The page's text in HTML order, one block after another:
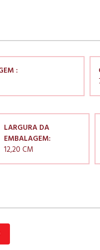
:
LARGURA DA
EMBALAGEM:
12,20 CM